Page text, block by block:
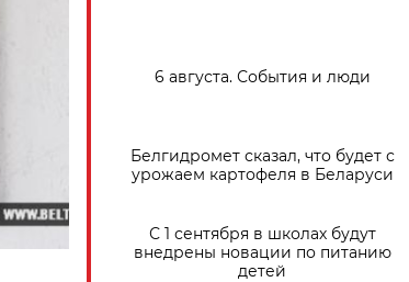
6 августа. События и люди
Белгидромет сказал, что будет с
урожаем картофеля в Беларуси
С 1 сентября в школах будут
внедрены новации по питанию
детей